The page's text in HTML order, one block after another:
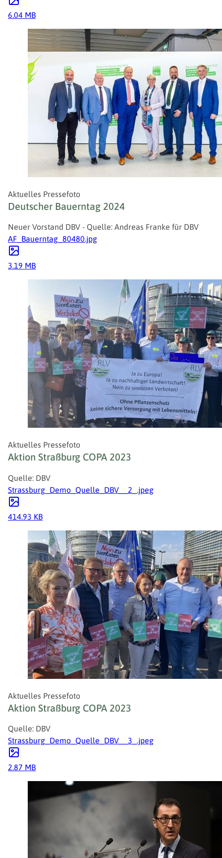
6.04 MB
Aktuelles Pressefoto
Deutscher Bauerntag 2024
Neuer Vorstand DBV - Quelle: Andreas Franke für DBV
AF_Bauerntag_80480.jpg
3.19 MB
Aktuelles Pressefoto
Aktion Straßburg COPA 2023
Quelle: DBV
Strassburg_Demo_Quelle_DBV__2_.jpeg
414.93 KB
Aktuelles Pressefoto
Aktion Straßburg COPA 2023
Quelle: DBV
Strassburg_Demo_Quelle_DBV__3_.jpeg
2.87 MB